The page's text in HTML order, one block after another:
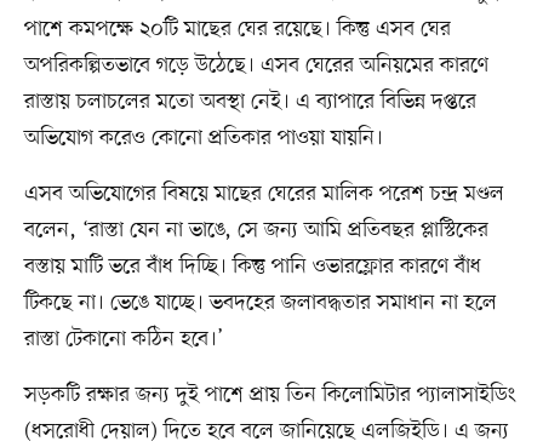
পাশে কমপক্ষে ২০টি মাছের ঘের রয়েছে। কিন্তু এসব ঘের
অপরিকল্পিতভাবে গড়ে উঠেছে। এসব ঘেরের অনিয়মের কারণে
রাস্তায় চলাচলের মতো অবস্থা নেই। এ ব্যাপারে বিভিন্ন দপ্তরে
অভিযোগ করেও কোনো প্রতিকার পাওয়া যায়নি।
এসব অভিযোগের বিষয়ে মাছের ঘেরের মালিক পরেশ চন্দ্র মণ্ডল
বলেন, ‘রাস্তা যেন না ভাঙে, সে জন্য আমি প্রতিবছর প্লাস্টিকের
বস্তায় মাটি ভরে বাঁধ দিচ্ছি। কিন্তু পানি ওভারফ্লোর কারণে বাঁধ
টিকছে না। ভেঙে যাচ্ছে। ভবদহের জলাবদ্ধতার সমাধান না হলে
রাস্তা টেকানো কঠিন হবে।’
সড়কটি রক্ষার জন্য দুই পাশে প্রায় তিন কিলোমিটার প্যালাসাইডিং
(ধসরোধী দেয়াল) দিতে হবে বলে জানিয়েছে এলজিইডি। এ জন্য